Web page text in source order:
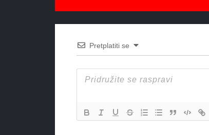
Pretplatiti se